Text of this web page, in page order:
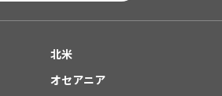
北米
オセアニア